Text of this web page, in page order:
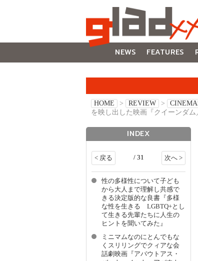
NEWS FEATURES
HOME > REVIEW >
を映し出した映画『クイーンダム
INDEX
< 戻る / 31 次へ >
性の多様性について子ども
から大人まで理解し共感で
きる決定版的な良書『多様
な性を生きる LGBTQ+とし
て生きる先輩たちに人生の
ヒントを聞いてみた』
ミニマムなのにとんでもな
くスリリングでクィアな会
話劇映画『アバウトアス・